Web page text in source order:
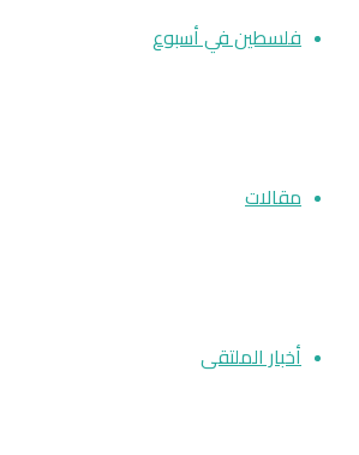
فلسطين في أسبوع
مقالات
أخبار الملتقى